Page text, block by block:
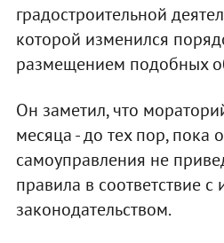
градостроительной
которой изменился
размещением подобных
Он заметил, что
месяца - до тех пор, пока
самоуправления не
правила в соответствие
законодательством.